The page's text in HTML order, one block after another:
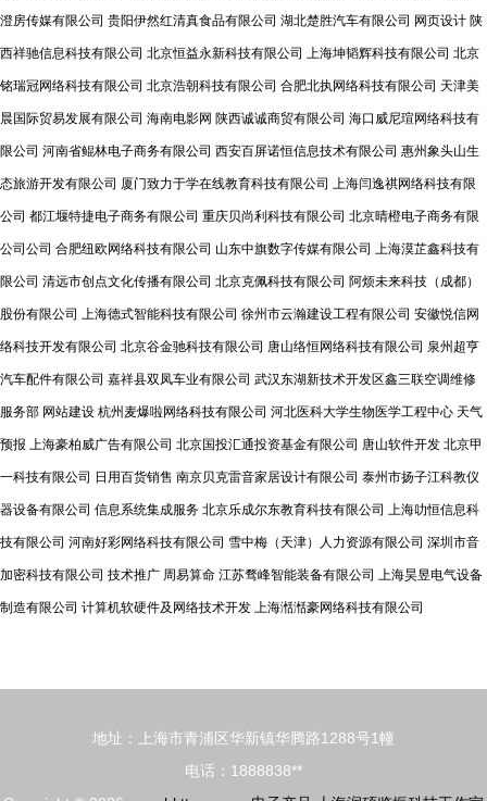
影、电路板
纹理）\n -
市场
Growth:2024
电竞与消费
电子总增长
率达
12.8%\n -
半导体创新
提速，AI融
入终端\n -
终端融合趋
势（音频
+娱乐
+SOHO)
\n\n- 画面
元素一张传
感器地照片
隐喻“万物
指尖改变地
球”\n 列年
澄房传媒有限公司 贵阳伊然红清真食品有限公司 湖北楚胜汽车有限公司 网页设计 陕
西祥驰信息科技有限公司 北京恒益永新科技有限公司 上海坤韬辉科技有限公司 北京
铭瑞冠网络科技有限公司 北京浩朝科技有限公司 合肥北执网络科技有限公司 天津美
晨国际贸易发展有限公司 海南电影网 陕西诚诚商贸有限公司 海口威尼瑄网络科技有
限公司 河南省鲲林电子商务有限公司 西安百屏诺恒信息技术有限公司 惠州象头山生
态旅游开发有限公司 厦门致力于学在线教育科技有限公司 上海闫逸祺网络科技有限
公司 都江堰特捷电子商务有限公司 重庆贝尚利科技有限公司 北京晴橙电子商务有限
公司公司 合肥纽欧网络科技有限公司 山东中旗数字传媒有限公司 上海漠芷鑫科技有
限公司 清远市创点文化传播有限公司 北京克佩科技有限公司 阿烦未来科技（成都）
股份有限公司 上海德式智能科技有限公司 徐州市云瀚建设工程有限公司 安徽悦信网
络科技开发有限公司 北京谷金驰科技有限公司 唐山络恒网络科技有限公司 泉州超亨
汽车配件有限公司 嘉祥县双凤车业有限公司 武汉东湖新技术开发区鑫三联空调维修
服务部 网站建设 杭州麦爆啦网络科技有限公司 河北医科大学生物医学工程中心 天气
预报 上海豪柏威广告有限公司 北京国投汇通投资基金有限公司 唐山软件开发 北京甲
一科技有限公司 日用百货销售 南京贝克雷音家居设计有限公司 泰州市扬子江科教仪
器设备有限公司 信息系统集成服务 北京乐成尔东教育科技有限公司 上海叻恒信息科
技有限公司 河南好彩网络科技有限公司 雪中梅（天津）人力资源有限公司 深圳市音
加密科技有限公司 技术推广 周易算命 江苏骛峰智能装备有限公司 上海昊昱电气设备
制造有限公司 计算机软硬件及网络技术开发 上海湉湉豪网络科技有限公司
地址：上海市青浦区华新镇华腾路1288号1幢
电话：1888838**